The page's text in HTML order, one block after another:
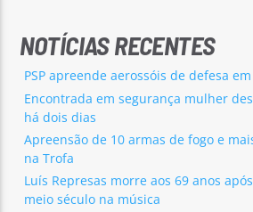
NOTÍCIAS RECENTES
PSP apreende aerossóis de defesa
Encontrada em segurança mulher
há dois dias
Apreensão de 10 armas de fogo e
na Trofa
Luís Represas morre aos 69 anos
meio século na música